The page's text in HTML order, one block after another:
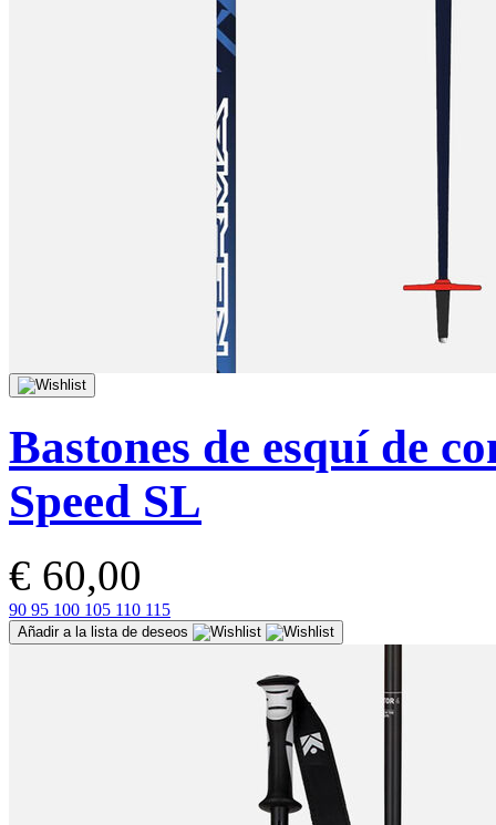
Bastones de esquí de
Speed SL
€ 60,00
90 95 100 105 110 115
Añadir a la lista de deseos